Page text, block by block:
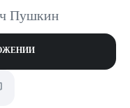
Пушкин